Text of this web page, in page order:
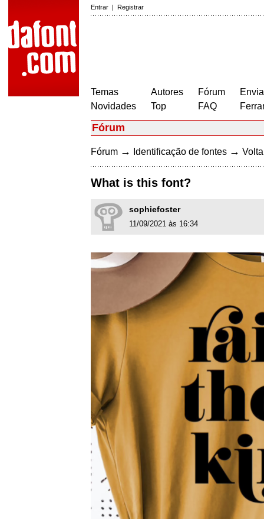
Entrar | Registrar
Temas
Novidades
Autores
Top
Fórum
FAQ
Fórum
Fórum → Identificação de fontes →
What is this font?
sophiefoster
11/09/2021 às 16:34